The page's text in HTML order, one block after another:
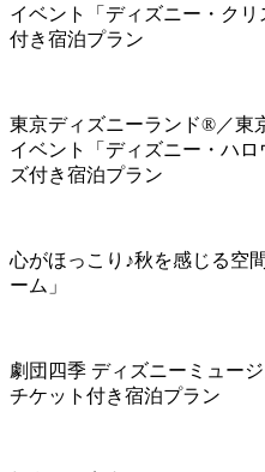
イベント「ディズニー・ク
付き宿泊プラン
東京ディズニーランド®／東
イベント「ディズニー・ハ
ズ付き宿泊プラン
心がほっこり♪秋を感じる空
ーム」
劇団四季 ディズニーミュー
チケット付き宿泊プラン